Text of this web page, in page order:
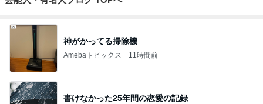
神がかってる掃除機
Amebaトピックス 11時間前
書けなかった25年間の恋愛の記録